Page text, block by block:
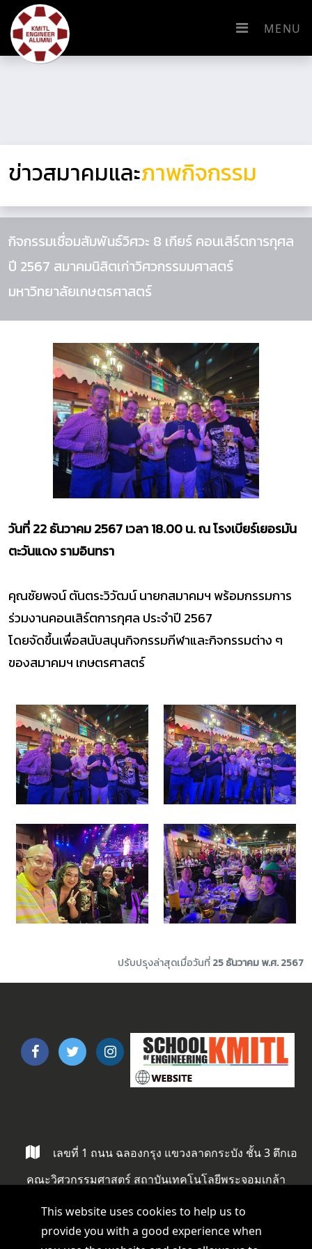
MENU
ข่าวสมาคมและภาพกิจกรรม
กิจกรรมเชื่อมสัมพันธ์วิศวะ 8 เกียร์ คอนเสิร์ตการกุศล
ปี 2567 สมาคมนิสิตเก่าวิศวกรรมมศาสตร์
มหาวิทยาลัยเกษตรศาสตร์
วันที่ 22 ธันวาคม 2567 เวลา 18.00 น. ณ โรงเบียร์เยอรมัน
ตะวันแดง รามอินทรา
คุณชัยพจน์ ตันตระวิวัฒน์ นายกสมาคมฯ พร้อมกรรมการ
ร่วมงานคอนเสิร์ตการกุศล ประจำปี 2567
โดยจัดขึ้นเพื่อสนับสนุนกิจกรรมกีฬาและกิจกรรมต่าง ๆ
ของสมาคมฯ เกษตรศาสตร์
ปรับปรุงล่าสุดเมื่อวันที่25 ธันวาคม พ.ศ. 2567
This website uses cookies to help us to
provide you with a good experience when
เลขที่ 1 ถนน ฉลองกรุง แขวงลาดกระบัง ชั้น 3 ตึกเอ
คณะวิศวกรรมศาสตร์ สถาบันเทคโนโลยีพระจอมเกล้า